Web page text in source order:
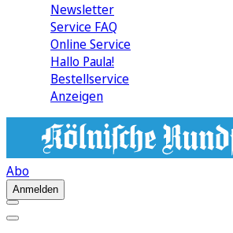
Newsletter
Service FAQ
Online Service
Hallo Paula!
Bestellservice
Anzeigen
Abo
Anmelden